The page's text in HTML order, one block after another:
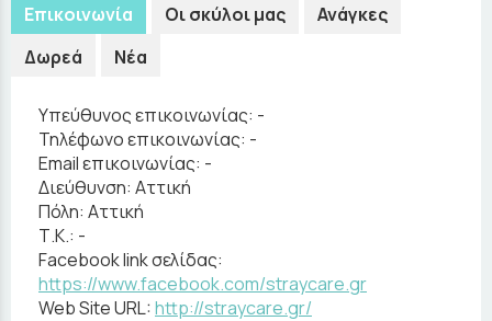
Επικοινωνία Οι σκύλοι μας
Ανάγκες
Δωρεά
Νέα
Υπεύθυνος επικοινωνίας: -
Τηλέφωνο επικοινωνίας: -
Email επικοινωνίας: -
Διεύθυνση: Αττική
Πόλη: Αττική
Τ.Κ.: -
Facebook link σελίδας:
https://www.facebook.com/straycare.gr
Web Site URL:http://straycare.gr/